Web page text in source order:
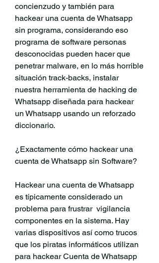
concienzudo y también para
hackear una cuenta de Whatsapp
sin programa, considerando eso
programa de software personas
desconocidas pueden hacer que
penetrar malware, en lo más horrible
situación track-backs, instalar
nuestra herramienta de hacking de
Whatsapp diseñada para hackear
un Whatsapp usando un reforzado
diccionario.
¿Exactamente cómo hackear una
cuenta de Whatsapp sin Software?
Hackear una cuenta de Whatsapp
es típicamente considerado un
problema para frustrar  vigilancia
componentes en la sistema. Hay
varias dispositivos así como trucos
que los piratas informáticos utilizan
para hackear Cuenta de Whatsapp